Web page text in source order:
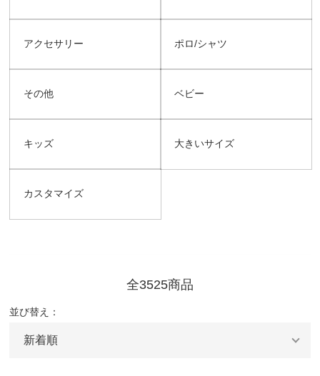
アクセサリー ポロ/シャツ
その他 ベビー
キッズ 大きいサイズ
カスタマイズ
全3525商品
並び替え：